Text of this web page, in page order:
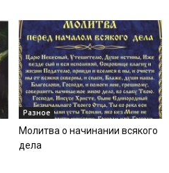
Разное
Молитва о начинании всякого
дела